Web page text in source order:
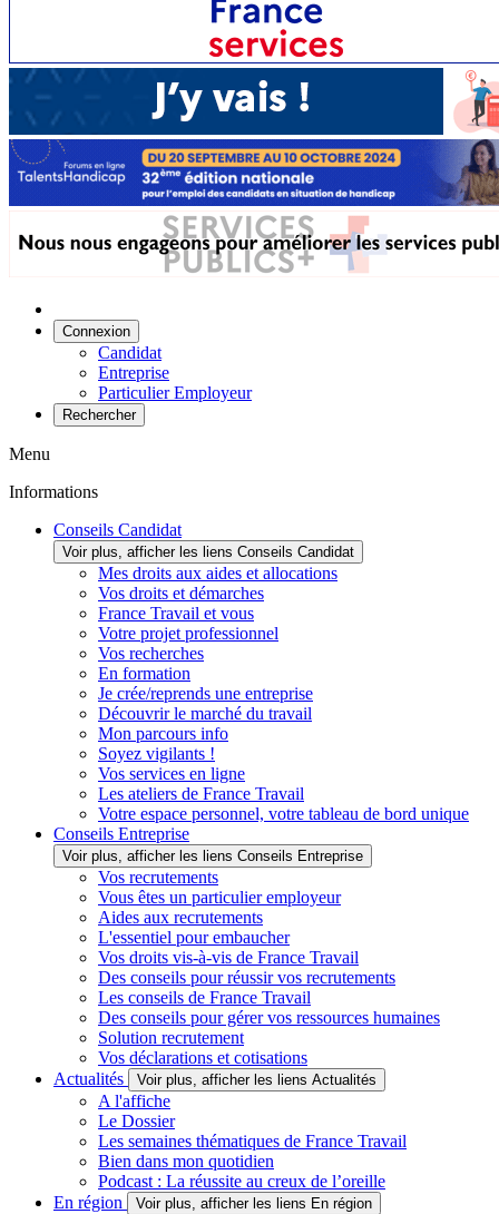
Connexion
Candidat
Entreprise
Particulier Employeur
Rechercher
Menu
Informations
Conseils Candidat
Voir plus, afficher les liens Conseils Candidat
Mes droits aux aides et allocations
Vos droits et démarches
France Travail et vous
Votre projet professionnel
Vos recherches
En formation
Je crée/reprends une entreprise
Découvrir le marché du travail
Mon parcours info
Soyez vigilants !
Vos services en ligne
Les ateliers de France Travail
Votre espace personnel, votre tableau de bord unique
Conseils Entreprise
Voir plus, afficher les liens Conseils Entreprise
Vos recrutements
Vous êtes un particulier employeur
Aides aux recrutements
L'essentiel pour embaucher
Vos droits vis-à-vis de France Travail
Des conseils pour réussir vos recrutements
Les conseils de France Travail
Des conseils pour gérer vos ressources humaines
Solution recrutement
Vos déclarations et cotisations
Actualités
Voir plus, afficher les liens Actualités
A l'affiche
Le Dossier
Les semaines thématiques de France Travail
Bien dans mon quotidien
Podcast : La réussite au creux de l’oreille
En région
Voir plus, afficher les liens En région